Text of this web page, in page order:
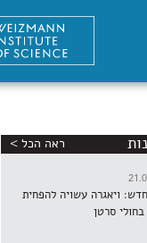
ראה הכל >
ויאגרה עשויה להפחית
בחולי סרטן